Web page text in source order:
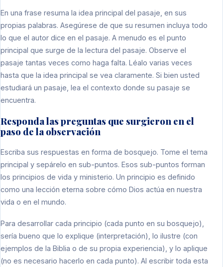
En una frase resuma la idea principal del pasaje, en sus
propias palabras. Asegúrese de que su resumen incluya todo
lo que el autor dice en el pasaje. A menudo es el punto
principal que surge de la lectura del pasaje. Observe el
pasaje tantas veces como haga falta. Léalo varias veces
hasta que la idea principal se vea claramente. Si bien usted
estudiará un pasaje, lea el contexto donde su pasaje se
encuentra.
Responda las preguntas que surgieron en el
paso de la observación
Escriba sus respuestas en forma de bosquejo. Tome el tema
principal y sepárelo en sub-puntos. Esos sub-puntos forman
los principios de vida y ministerio. Un principio es definido
como una lección eterna sobre cómo Dios actúa en nuestra
vida o en el mundo.
Para desarrollar cada principio (cada punto en su bosquejo),
sería bueno que lo explique (interpretación), lo ilustre (con
ejemplos de la Biblia o de su propia experiencia), y lo aplique
(no es necesario hacerlo en cada punto). Al escribir toda esta